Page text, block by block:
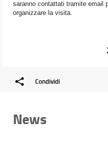
saranno contattati tramite email
organizzare la visita.
Condividi
News